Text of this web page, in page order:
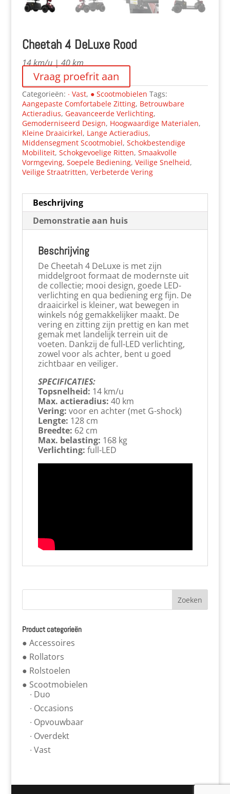
Cheetah 4 DeLuxe Rood
14 km/u | 40 km
Vraag proefrit aan
Categorieën: ∙ Vast, ● Scootmobielen Tags:
Aangepaste Comfortabele Zitting, Betrouwbare
Actieradius, Geavanceerde Verlichting,
Gemoderniseerd Design, Hoogwaardige Materialen,
Kleine Draaicirkel, Lange Actieradius,
Middensegment Scootmobiel, Schokbestendige
Mobiliteit, Schokgevoelige Ritten, Smaakvolle
Vormgeving, Soepele Bediening, Veilige Snelheid,
Veilige Straatritten, Verbeterde Vering
Beschrijving
Demonstratie aan huis
Beschrijving
De Cheetah 4 DeLuxe is met zijn
middelgroot formaat de modernste uit
de collectie; mooi design, goede LED-
verlichting en qua bediening erg fijn. De
draaicirkel is kleiner, wat bewegen in
winkels nóg gemakkelijker maakt. De
vering en zitting zijn prettig en kan met
gemak met landelijk terrein uit de
voeten. Dankzij de full-LED verlichting,
zowel voor als achter, bent u goed
zichtbaar en veiliger.
SPECIFICATIES:
Topsnelheid: 14 km/u
Max. actieradius: 40 km
Vering: voor en achter (met G-shock)
Lengte: 128 cm
Breedte: 62 cm
Max. belasting: 168 kg
Verlichting: full-LED
Product categorieën
● Accessoires
● Rollators
● Rolstoelen
● Scootmobielen
∙ Duo
∙ Occasions
∙ Opvouwbaar
∙ Overdekt
∙ Vast